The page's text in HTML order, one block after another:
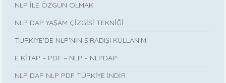
NLP İLE ÖZGÜN OLMAK
NLP DAP YAŞAM ÇİZGİSİ TEKNİĞİ
TÜRKİYE'DE NLP'NİN SIRADIŞI KULLANIMI
E KİTAP – PDF – NLP – NLPDAP
NLP DAP NLP PDF TÜRKİYE İNDİR